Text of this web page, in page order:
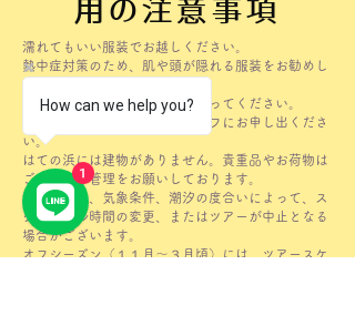
用の注意事項
濡れてもいい服装でお越しください。
熱中症対策のため、肌や頭が隠れる服装をお勧めし
滞在中はこまめに水分補給を行ってください。
体調が悪い方は速やかにスタッフにお申し出くださ
い。
​はての浜には建物がありません。貴重品やお荷物は
ご自身での管理をお願いしております。
海上の状況、気象条件、潮汐の度合いによって、ス
ケジュール時間の変更、またはツアーが中止となる
場合がございます。
オフシーズン（１１月～３月頃）には、ツアースケ
How can we help you?
1